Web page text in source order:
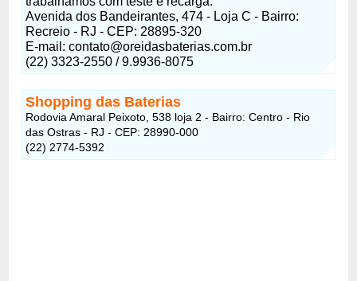
Avenida dos Bandeirantes, 474 - Loja C - Bairro:
Recreio - RJ - CEP: 28895-320
E-mail:contato@oreidasbaterias.com.br
(22) 3323-2550 / 9.9936-8075
Shopping das Baterias
Rodovia Amaral Peixoto, 538 loja 2 - Bairro: Centro - Rio
das Ostras - RJ - CEP: 28990-000
(22) 2774-5392